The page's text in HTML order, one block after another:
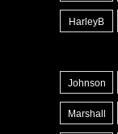
HarleyB
Johnson
Marshall